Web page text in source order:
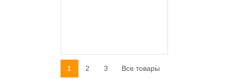
1 2 3 Все товары